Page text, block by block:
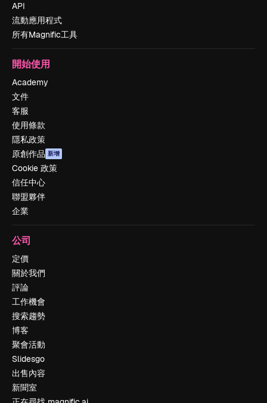
API
流動應用程式
所有Magnific工具
開始使用
Academy
文件
客服
使用條款
隱私政策
原創作品 新增
Cookie 政策
信任中心
聯盟夥伴
企業
公司
定價
關於我們
評論
工作機會
搜索趨勢
博客
聚會活動
Slidesgo
出售內容
新聞室